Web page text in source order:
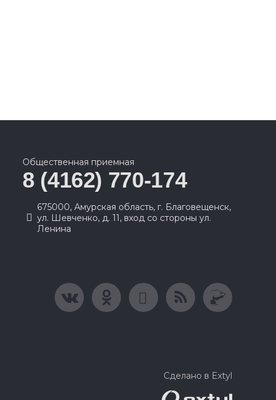
Общественная приемная
8 (4162) 770-174
675000, Амурская область, г. Благовещенск,
ул. Шевченко, д. 11, вход со стороны ул.
Ленина
Сделано в Extyl